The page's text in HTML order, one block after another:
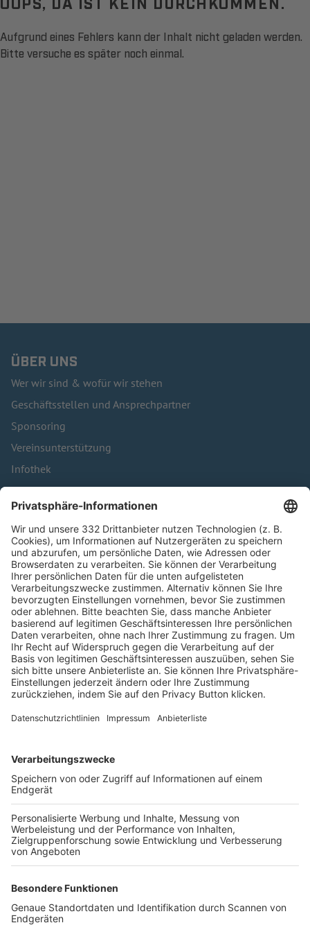
Aufgrund eines Fehlers kann der Inhalt nicht geladen werden.
Bitte versuche es später noch einmal.
ÜBER UNS
Wer wir sind & wofür wir stehen
Geschäftsstellen und Ansprechpartner
Sponsoring
Vereinsunterstützung
Infothek
Kontakt
HÄUFIG BESUCHTE SEITEN
Pässe und Vereinswechsel
Trainerausbildung
Schulungsangebot Vereinsmitarbeiter
BFV-Geschäftsstellen
Trainerbörse
Login SpielPlus
FOLGE DEM BFV
TOP-VEREINE
TOP-PARTNER